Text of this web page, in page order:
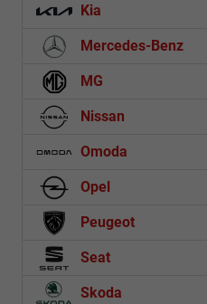
Kia
Mercedes-Benz
MG
Nissan
Omoda
Opel
Peugeot
Seat
Skoda